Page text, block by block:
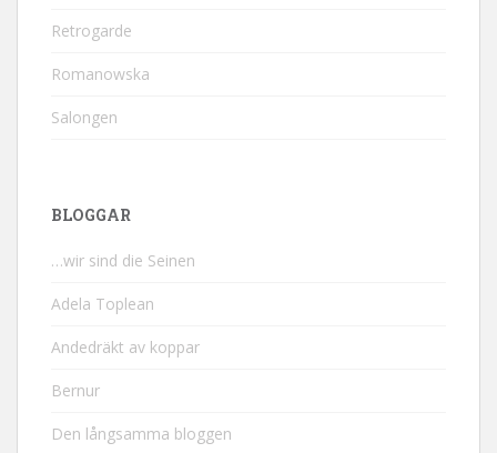
Retrogarde
Romanowska
Salongen
BLOGGAR
…wir sind die Seinen
Adela Toplean
Andedräkt av koppar
Bernur
Den långsamma bloggen